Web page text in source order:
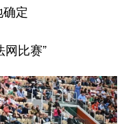
确定
网比赛”